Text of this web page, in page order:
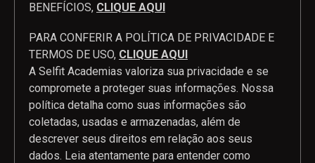
BENEFÍCIOS, CLIQUE AQUI
PARA CONFERIR A POLÍTICA DE PRIVACIDADE E
TERMOS DE USO, CLIQUE AQUI
A Selfit Academias valoriza sua privacidade e se
compromete a proteger suas informações. Nossa
política detalha como suas informações são
coletadas, usadas e armazenadas, além de
descrever seus direitos em relação aos seus
dados. Leia atentamente para entender como